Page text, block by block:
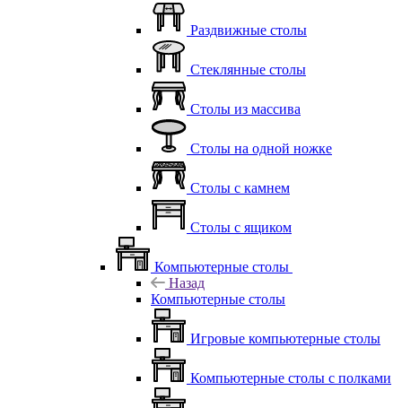
Раздвижные столы
Стеклянные столы
Столы из массива
Столы на одной ножке
Столы с камнем
Столы с ящиком
Компьютерные столы
Назад
Компьютерные столы
Игровые компьютерные столы
Компьютерные столы с полками